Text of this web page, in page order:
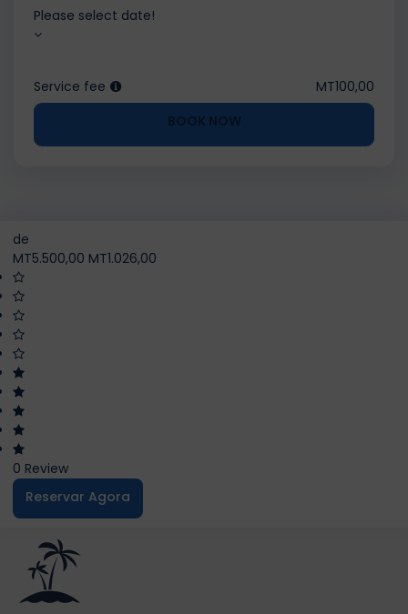
Please select date!
Service fee
MT100,00
BOOK NOW
de
MT5.500,00 MT1.026,00
0 Review
Reservar Agora